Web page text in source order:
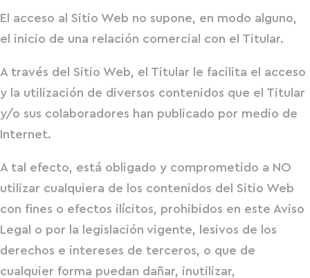
El acceso al Sitio Web no supone, en modo alguno,
el inicio de una relación comercial con el Titular.
A través del Sitio Web, el Titular le facilita el acceso
y la utilización de diversos contenidos que el Titular
y/o sus colaboradores han publicado por medio de
Internet.
A tal efecto, está obligado y comprometido a NO
utilizar cualquiera de los contenidos del Sitio Web
con fines o efectos ilícitos, prohibidos en este Aviso
Legal o por la legislación vigente, lesivos de los
derechos e intereses de terceros, o que de
cualquier forma puedan dañar, inutilizar,